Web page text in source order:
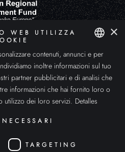
di Avvio all'Esportazione ICEX-Next, con il sostegno
Lo scopo di questo sostegno è lo sviluppo internazionale
SPANISH
ENGLISH
ITALIAN
×
WEB UTILIZZA
contenuti, annunci e per
inoltre informazioni sul tuo
partner pubblicitari e di analisi che
informazioni che hai fornito loro o
utilizzo dei loro servizi. Detalles
TARGETING